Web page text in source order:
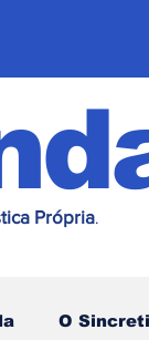
Própria.
O